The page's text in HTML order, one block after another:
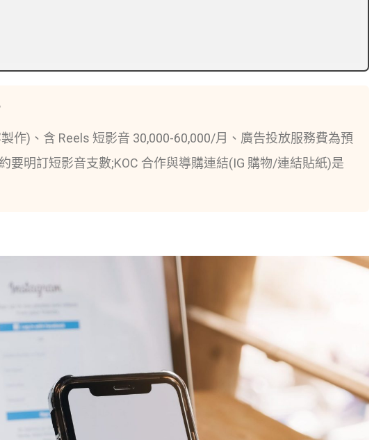
作)、含 Reels 短影音 30,000-60,000/月、廣告投放服務費為預
要明訂短影音支數;KOC 合作與導購連結(IG 購物/連結貼紙)是